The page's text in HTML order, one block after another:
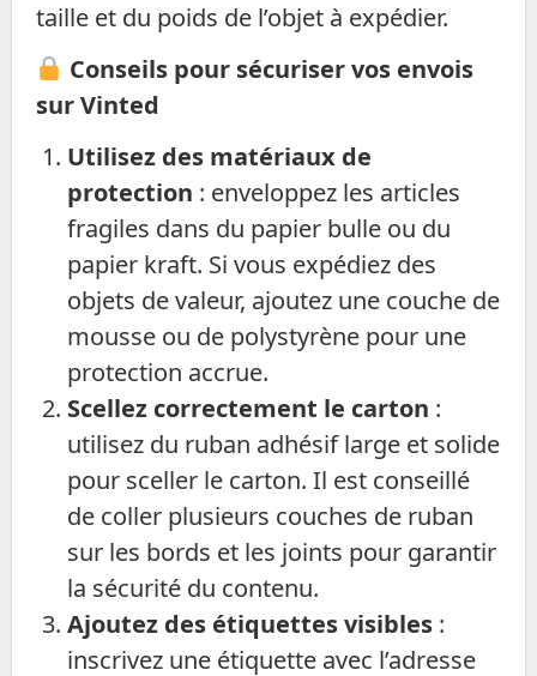
taille et du poids de l’objet à expédier.
Conseils pour sécuriser vos envois
sur Vinted
Utilisez des matériaux de
protection : enveloppez les articles
fragiles dans du papier bulle ou du
papier kraft. Si vous expédiez des
objets de valeur, ajoutez une couche de
mousse ou de polystyrène pour une
protection accrue.
Scellez correctement le carton :
utilisez du ruban adhésif large et solide
pour sceller le carton. Il est conseillé
de coller plusieurs couches de ruban
sur les bords et les joints pour garantir
la sécurité du contenu.
Ajoutez des étiquettes visibles:
inscrivez une étiquette avec l’adresse